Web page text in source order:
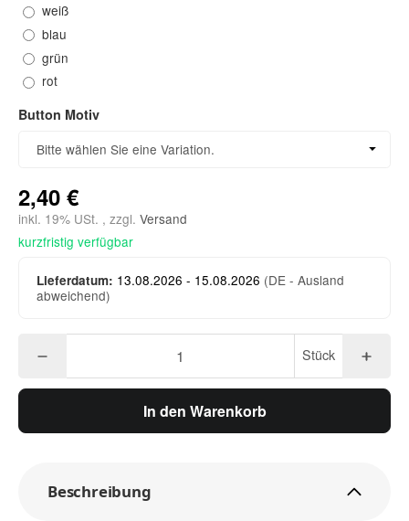
weiß
blau
grün
rot
Button Motiv
Bitte wählen Sie eine Variation.
2,40 €
inkl. 19% USt. , zzgl. Versand
kurzfristig verfügbar
Lieferdatum: 13.08.2026 - 15.08.2026 (DE - Ausland
abweichend)
Stück
In den Warenkorb
Beschreibung